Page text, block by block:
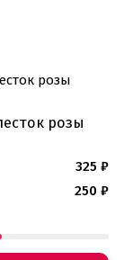
розы
325 ₽
250 ₽